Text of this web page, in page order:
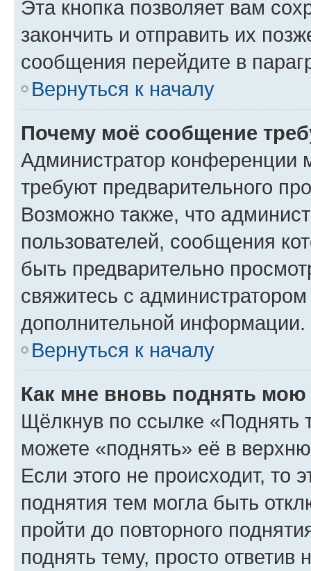
Эта кнопка позволяет вам
закончить и отправить их
сообщения перейдите в
Вернуться к началу
Почему моё сообщение
Администратор конференции
требуют предварительного
Возможно также, что
пользователей, сообщения
быть предварительно
свяжитесь с
дополнительной информации.
Вернуться к началу
Как мне вновь поднять мою
Щёлкнув по ссылке «Поднять
можете «поднять» её в
Если этого не происходит, то
поднятия тем могла быть
пройти до повторного
поднять тему, просто ответив